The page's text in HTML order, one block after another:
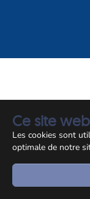
Ce site
Les cookies sont
optimale de notre